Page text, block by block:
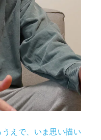
えで、いま思い描い